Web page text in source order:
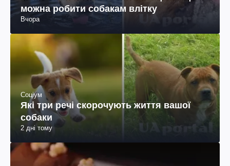
можна робити собакам влітку
Вчора
Соціум
Які три речі скорочують життя вашої
собаки
2 дні тому